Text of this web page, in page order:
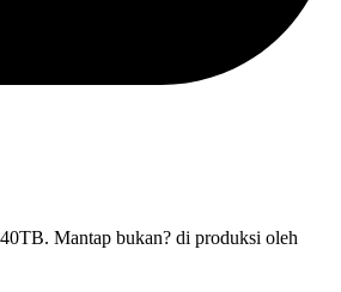
Mantap bukan? di produksi oleh